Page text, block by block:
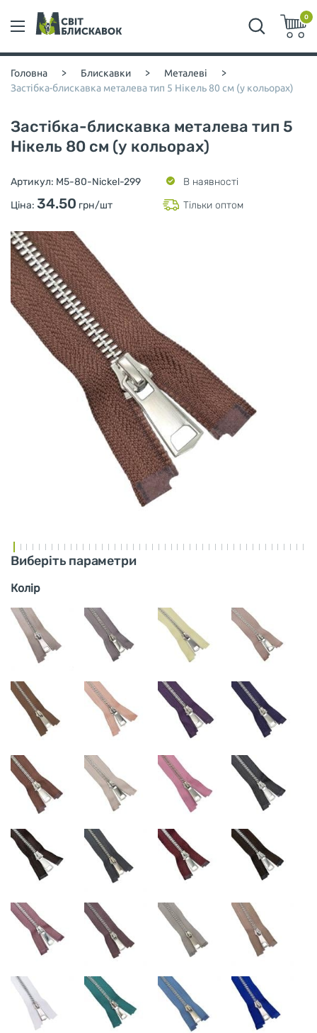
0
Головна > Блискавки > Металеві >
Застібка-блискавка металева тип 5 Нікель 80 см (у кольорах)
Застібка-блискавка металева тип 5
Нікель 80 см (у кольорах)
Артикул: M5-80-Nickel-299
В наявності
Ціна: 34.50 грн/шт Тільки оптом
Виберіть параметри
Колір